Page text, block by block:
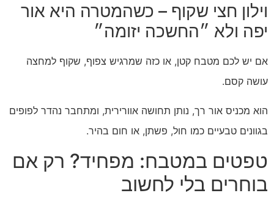
וילון חצי שקוף – כשהמטרה היא אור
יפה ולא ״החשכה יזומה״
אם יש לכם מטבח קטן, או כזה שמרגיש צפוף, שקוף למחצה
עושה קסם.
הוא מכניס אור רך, נותן תחושה אוורירית, ומתחבר נהדר לפופים
בגוונים טבעיים כמו חול, פשתן, או חום בהיר.
טפטים במטבח: מפחיד? רק אם
בוחרים בלי לחשוב